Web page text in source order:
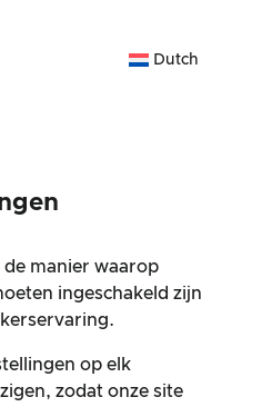
Dutch
de manier waarop
ingeschakeld zijn
op elk
zodat onze site